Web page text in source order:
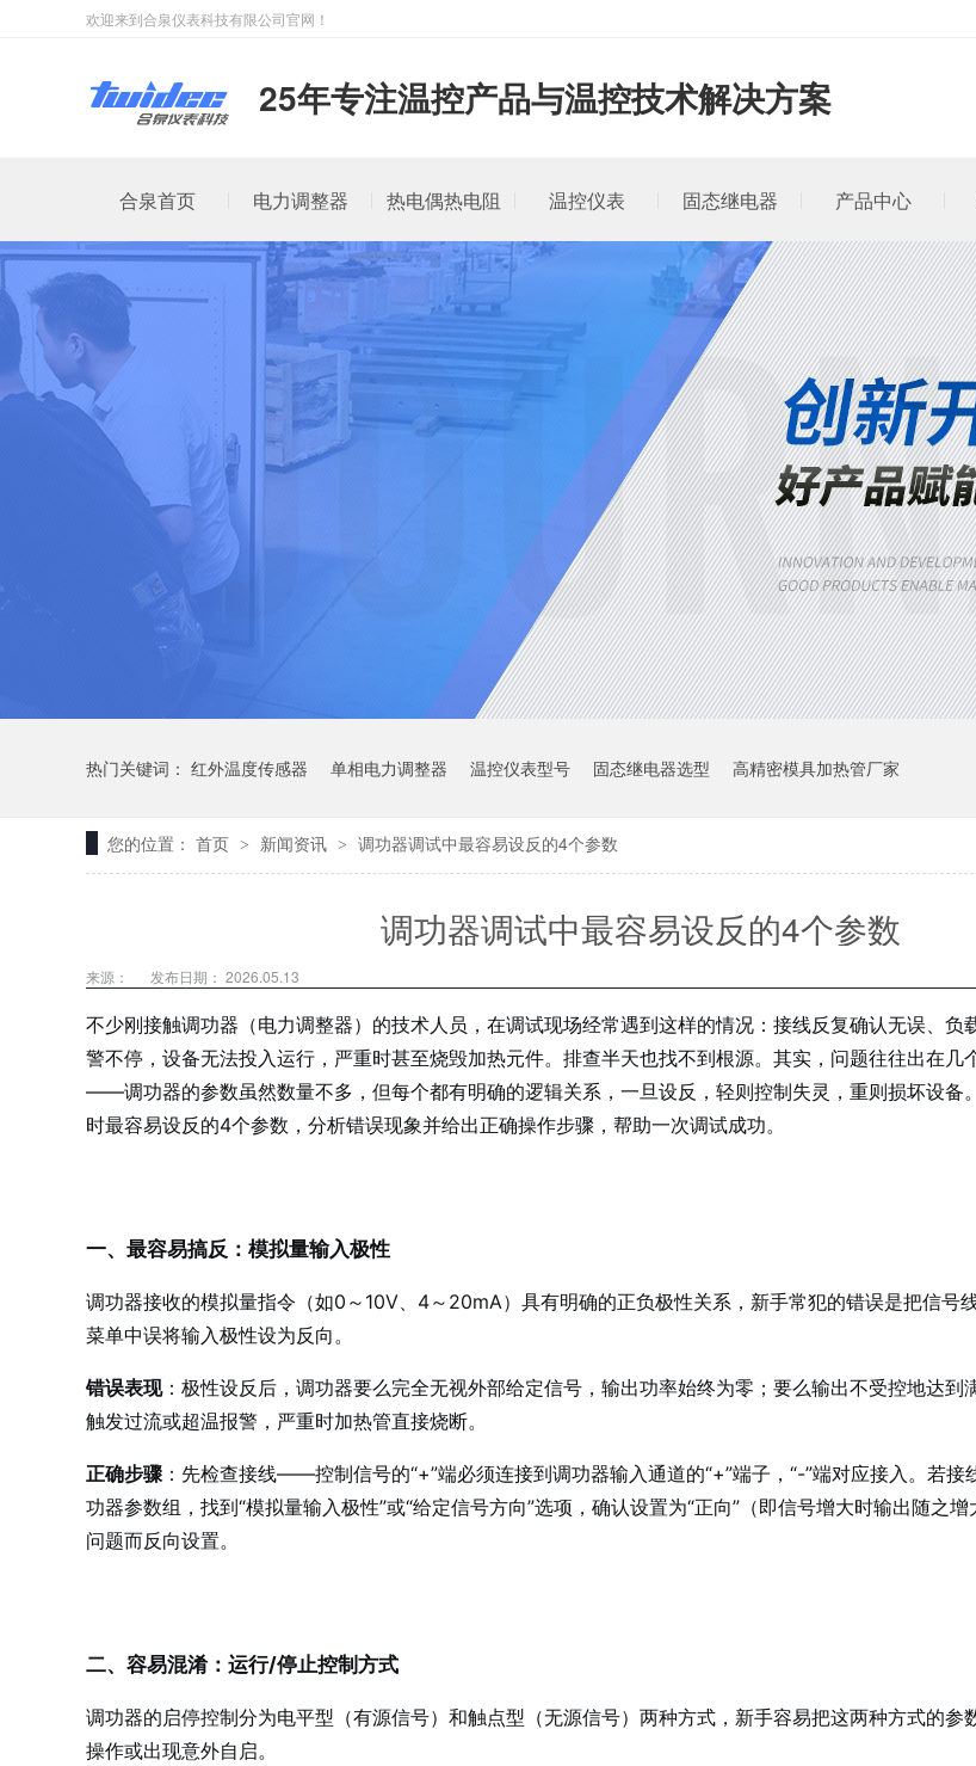
欢迎来到合泉仪表科技有限公司官网！
25年专注温控产品与温控技术解决方案
合泉首页 电力调整器 热电偶热电阻 温控仪表 固态继电器 产品中心
热门关键词： 红外温度传感器 单相电力调整器 温控仪表型号 固态继电器选型 高精密模具加热管厂家
您的位置： 首页 > 新闻资讯 > 调功器调试中最容易设反的4个参数
调功器调试中最容易设反的4个参数
来源： 发布日期： 2026.05.13
不少刚接触调功器（电力调整器）的技术人员，在调试现场经常遇到这样的情况：接线反复确认无误、负
警不停，设备无法投入运行，严重时甚至烧毁加热元件。排查半天也找不到根源。其实，问题往往出在几
——调功器的参数虽然数量不多，但每个都有明确的逻辑关系，一旦设反，轻则控制失灵，重则损坏设备
时最容易设反的4个参数，分析错误现象并给出正确操作步骤，帮助一次调试成功。
一、最容易搞反：模拟量输入极性
调功器接收的模拟量指令（如0～10V、4～20mA）具有明确的正负极性关系，新手常犯的错误是把信号
菜单中误将输入极性设为反向。
错误表现：极性设反后，调功器要么完全无视外部给定信号，输出功率始终为零；要么输出不受控地达到
触发过流或超温报警，严重时加热管直接烧断。
正确步骤：先检查接线——控制信号的“+”端必须连接到调功器输入通道的“+”端子，“-”端对应接入。若接
功器参数组，找到“模拟量输入极性”或“给定信号方向”选项，确认设置为“正向”（即信号增大时输出随之
问题而反向设置。
二、容易混淆：运行/停止控制方式
调功器的启停控制分为电平型（有源信号）和触点型（无源信号）两种方式，新手容易把这两种方式的参
操作或出现意外自启。